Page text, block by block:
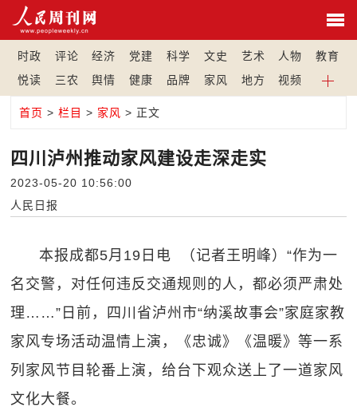
时政 评论 经济 党建 科学 文史 艺术 人物
教育
悦读
三农 舆情 健康 品牌 家风 地方 视频
首页 >栏目 > 家风 > 正文
四川泸州推动家风建设走深走实
2023-05-20 10:56:00
人民日报
本报成都5月19日电 （记者王明峰）“作为一
名交警，对任何违反交通规则的人，都必须严肃处
理……”日前，四川省泸州市“纳溪故事会”家庭家教
家风专场活动温情上演，《忠诚》《温暖》等一系
列家风节目轮番上演，给台下观众送上了一道家风
文化大餐。